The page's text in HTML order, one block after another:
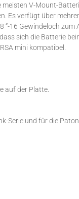
V-Mount-
verfügt über
“-16 Gewindeloch zum
sich die Batterie
mini kompatibel.
auf der Platte.
Serie und für die